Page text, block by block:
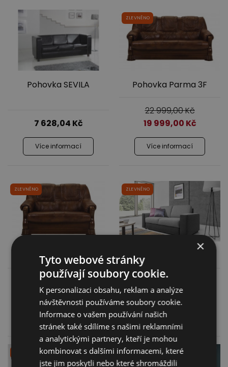
Pohovka SEVILA
7 628,04 Kč
Více informací
ZLEVNĚNO
Pohovka Parma 3F
22 999,00Kč
19 999,00 Kč
Více informací
ZLEVNĚNO
Pohovka Parma 2
16 799,00 Kč
13 799,00Kč
Více informací
ZLEVNĚNO
Pohovka Chantal 2
12 490,00
10 999,00
Více informací
ZLEVNĚNO
×
Tyto webové stránky
používají soubory cookie.
K personalizaci obsahu, reklam a analýze
návštěvnosti používáme soubory cookie.
Informace o vašem používání našich
stránek také sdílíme s našimi reklamními
a analytickými partnery, kteří je mohou
kombinovat s dalšími informacemi, které
jste jim poskytli nebo které shromáždili